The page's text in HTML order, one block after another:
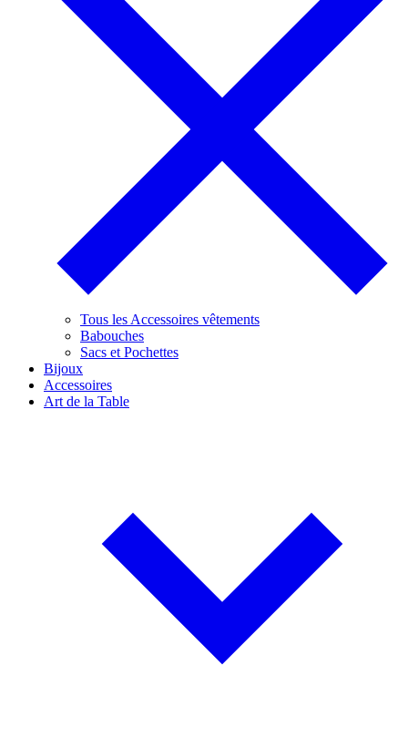
Tous les Accessoires vêtements
Babouches
Sacs et Pochettes
Bijoux
Accessoires
Art de la Table